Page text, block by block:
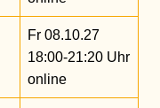
Fr 08.10.27
18:00-21:20 Uhr
online